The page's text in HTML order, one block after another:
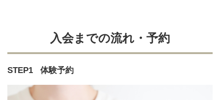
入会までの流れ・予約
STEP1 体験予約